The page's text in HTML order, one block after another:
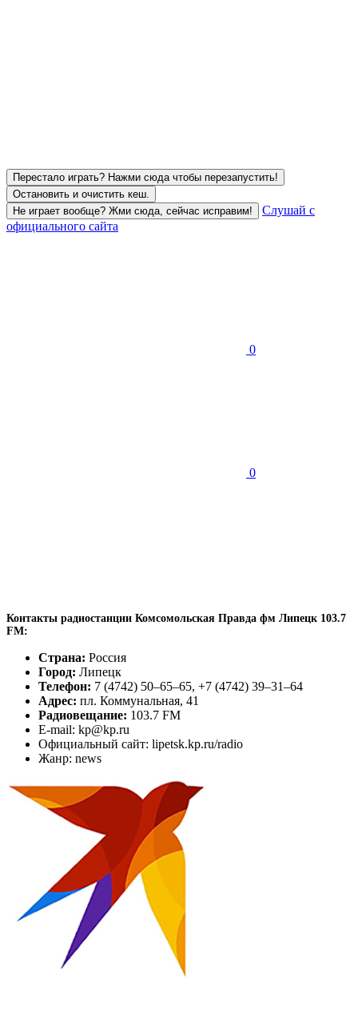
Перестало играть? Нажми сюда чтобы перезапустить!
Остановить и очистить кеш.
Не играет вообще? Жми сюда, сейчас исправим!
Слушай с
официального сайта
0
0
Контакты радиостанции Комсомольская Правда фм Липецк 103.7
FM:
Страна: Россия
Город: Липецк
Телефон: 7 (4742) 50–65–65, +7 (4742) 39–31–64
Адрес: пл. Коммунальная, 41
Радиовещание: 103.7 FM
E-mail: kp@kp.ru
Официальный сайт: lipetsk.kp.ru/radio
Жанр: news